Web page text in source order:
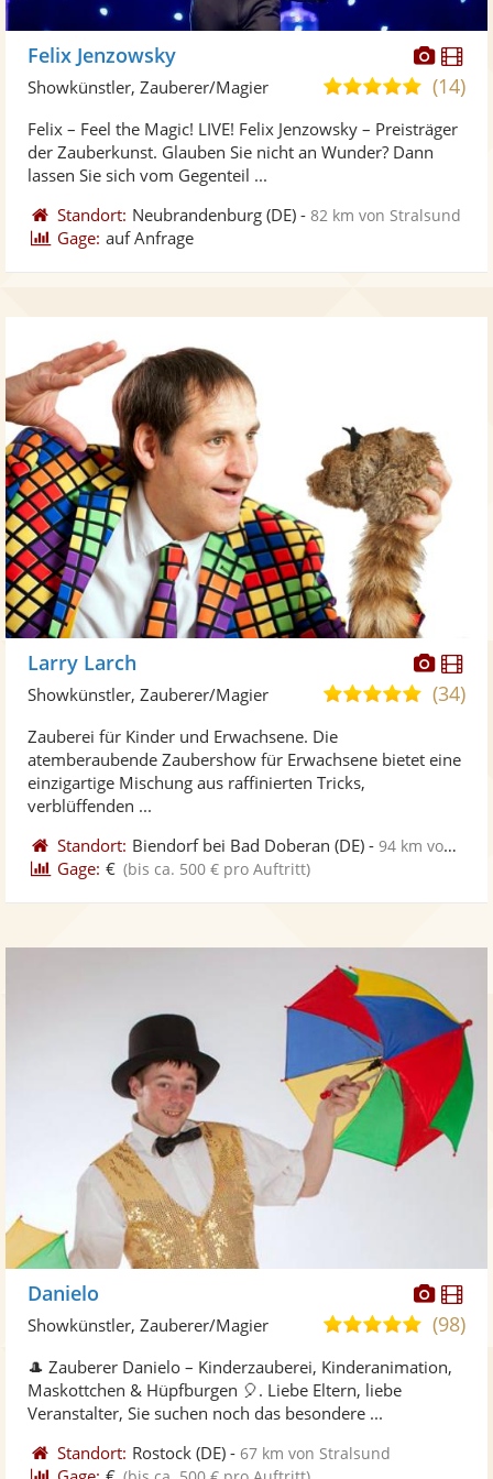
Fotos
Felix Jenzowsky
5,0
5
(14)
Showkünstler, Zauberer/Magier
Felix – Feel the Magic! LIVE! Felix Jenzowsky – Preisträger
der Zauberkunst. Glauben Sie nicht an Wunder? Dann
lassen Sie sich vom Gegenteil ...
Standort: Neubrandenburg (DE) -82 km von Stralsund
Gage: auf Anfrage
Larry Larch
4,9(34)
Showkünstler, Zauberer/Magier
Zauberei für Kinder und Erwachsene. Die
atemberaubende Zaubershow für Erwachsene bietet eine
einzigartige Mischung aus raffinierten Tricks,
verblüffenden ...
Standort: Biendorf bei Bad Doberan (DE) -94 km von Stralsund
Gage: € (bis ca. 500 € pro Auftritt)
Fotos
Danielo
4,9
5
(98)
Showkünstler, Zauberer/Magier
🎩 Zauberer Danielo – Kinderzauberei, Kinderanimation,
Maskottchen & Hüpfburgen 🎈. Liebe Eltern, liebe
Veranstalter, Sie suchen noch das besondere ...
Standort: Rostock (DE) -67 km von Stralsund